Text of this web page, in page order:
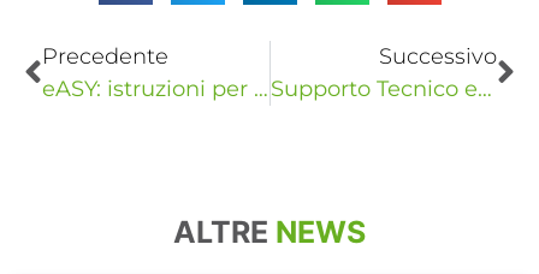
Precedente
eASY: istruzioni per l’uso
Successivo
Supporto Tecnico eVISO – Bollette dei centri sportivi: picchi inaspettati
ALTRE NEWS